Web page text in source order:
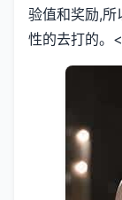
验值和奖励,所
性的去打的。